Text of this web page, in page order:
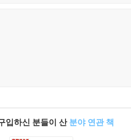
입하신 분들이 산 분야 연관 책